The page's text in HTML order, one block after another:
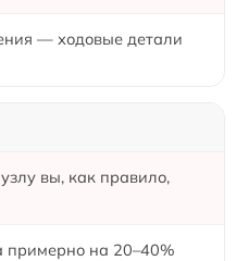
— ходовые детали
вы, как правило,
на 20–40%